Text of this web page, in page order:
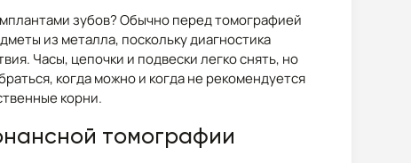
зубов? Обычно перед томографией
из металла, поскольку диагностика
Часы, цепочки и подвески легко снять, но
когда можно и когда не рекомендуется
корни.
томографии